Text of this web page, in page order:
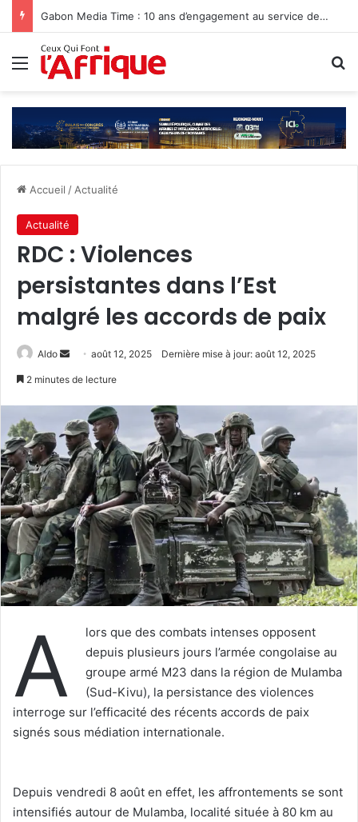
Gabon Media Time : 10 ans d’engagement au service de l’information
Menu
Accueil / Actualité
Actualité
RDC : Violences
persistantes dans l’Est
malgré les accords de paix
Aldo
Envoyeraoût 12, 2025 Dernière mise à jour: août 12, 2025
2 minutes de lecture
A
lors que des combats intenses opposent
depuis plusieurs jours l’armée congolaise au
groupe armé M23 dans la région de Mulamba
(Sud-Kivu), la persistance des violences
interroge sur l’efficacité des récents accords de paix
signés sous médiation internationale.
‎Depuis vendredi 8 août en effet, les affrontements se sont
intensifiés autour de Mulamba, localité située à 80 km au